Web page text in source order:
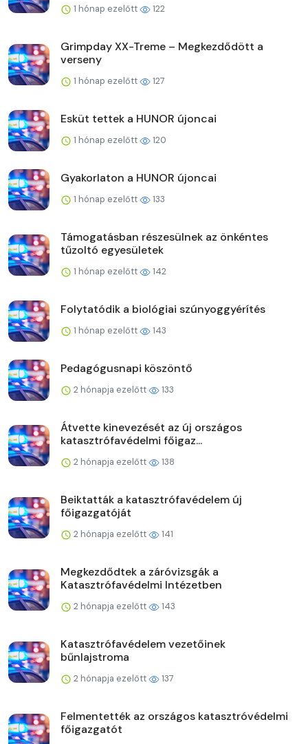
1 hónap ezelőtt 122
Grimpday XX-Treme – Megkezdődött a
verseny
1 hónap ezelőtt 127
Esküt tettek a HUNOR újoncai
1 hónap ezelőtt 120
Gyakorlaton a HUNOR újoncai
1 hónap ezelőtt 133
Támogatásban részesülnek az önkéntes
tűzoltó egyesületek
1 hónap ezelőtt 142
Folytatódik a biológiai szúnyoggyérítés
1 hónap ezelőtt 143
Pedagógusnapi köszöntő
2 hónapja ezelőtt 133
Átvette kinevezését az új országos
katasztrófavédelmi főigaz...
2 hónapja ezelőtt 138
Beiktatták a katasztrófavédelem új
főigazgatóját
2 hónapja ezelőtt 141
Megkezdődtek a záróvizsgák a
Katasztrófavédelmi Intézetben
2 hónapja ezelőtt 143
Katasztrófavédelem vezetőinek
bűnlajstroma
2 hónapja ezelőtt 137
Felmentették az országos katasztróvédelmi
főigazgatót